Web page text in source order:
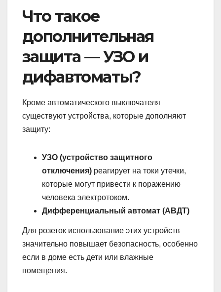
Что такое
дополнительная
защита — УЗО и
дифавтоматы?
Кроме автоматического выключателя
существуют устройства, которые дополняют
защиту:
УЗО (устройство защитного
отключения) реагирует на токи утечки,
которые могут привести к поражению
человека электротоком.
Дифференциальный автомат (АВДТ)
Для розеток использование этих устройств
значительно повышает безопасность, особенно
если в доме есть дети или влажные
помещения.